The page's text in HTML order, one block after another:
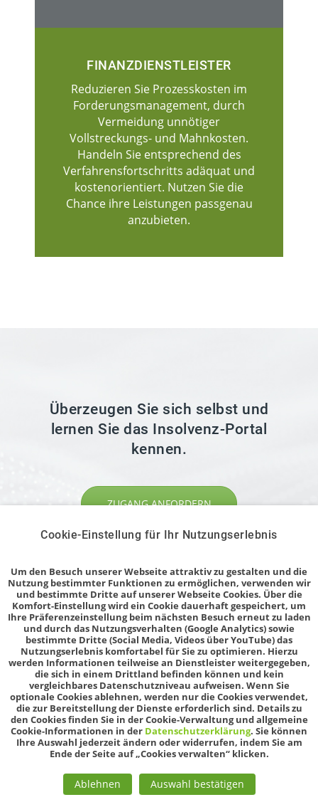
FINANZDIENSTLEISTER
Reduzieren Sie Prozesskosten im
Forderungsmanagement, durch
Vermeidung unnötiger
Vollstreckungs- und Mahnkosten.
Handeln Sie entsprechend des
Verfahrensfortschritts adäquat und
kostenorientiert. Nutzen Sie die
Chance ihre Leistungen passgenau
anzubieten.
Überzeugen Sie sich selbst und
lernen Sie das Insolvenz-Portal
kennen.
ZUGANG ANFORDERN
Oder rufen Sie uns an unter
0721
82815-420
Das Insolvenz-Portal ist ein Produkt der STP Business
Information GmbH
Brauerstraße 12 | 76135 Karlsruhe | Deutschland | Telefon
Impressum AGB|Datenschutz
Cookie-Einstellung für Ihr Nutzungserlebnis
Um den Besuch unserer Webseite attraktiv zu gestalten und die
Nutzung bestimmter Funktionen zu ermöglichen, verwenden wir
und bestimmte Dritte auf unserer Webseite Cookies. Über die
Komfort-Einstellung wird ein Cookie dauerhaft gespeichert, um
Ihre Präferenzeinstellung beim nächsten Besuch erneut zu laden
und durch das Nutzungsverhalten (Google Analytics) sowie
bestimmte Dritte (Social Media, Videos über YouTube) das
Nutzungserlebnis komfortabel für Sie zu optimieren. Hierzu
werden Informationen teilweise an Dienstleister weitergegeben,
die sich in einem Drittland befinden können und kein
vergleichbares Datenschutzniveau aufweisen. Wenn Sie
optionale Cookies ablehnen, werden nur die Cookies verwendet,
die zur Bereitstellung der Dienste erforderlich sind. Details zu
den Cookies finden Sie in der Cookie-Verwaltung und allgemeine
Cookie-Informationen in der Datenschutzerklärung. Sie können
Ihre Auswahl jederzeit ändern oder widerrufen, indem Sie am
Ende der Seite auf „Cookies verwalten“ klicken.
Ablehnen Auswahl bestätigen